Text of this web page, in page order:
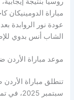
مباراة الدومينيكان
عودة نور الروابدة
الشاب أنس بدوي
موعد مباراة الأردن
سبتمبر